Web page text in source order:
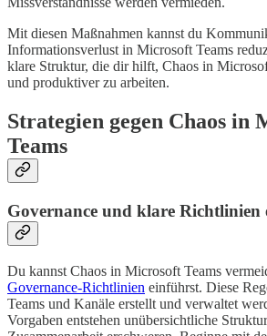
Mit diesen Maßnahmen kannst du
Informationsverlust in Microsoft Teams
klare Struktur, die dir hilft, Chaos in
und produktiver zu arbeiten.
Strategien gegen Chaos in
Teams
Governance und klare Richtlinien
Du kannst Chaos in Microsoft Teams
Governance-Richtlinien einführst. Diese
Teams und Kanäle erstellt und verwaltet
Vorgaben entstehen unübersichtliche